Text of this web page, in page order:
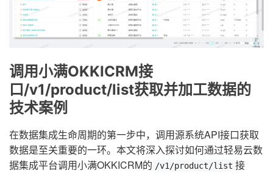
调用小满OKKICRM接
口/v1/product/list获取并加工数据的
技术案例
在数据集成生命周期的第一步中，调用源系统API接口获取
数据是至关重要的一环。本文将深入探讨如何通过轻易云数
据集成平台调用小满OKKICRM的 /v1/product/list 接